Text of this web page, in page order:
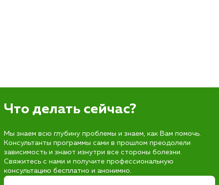
Что делать сейчас?
Мы знаем всю глубину проблемы и знаем, как Вам помочь.
Консультанты программы сами в прошлом преодолели
зависимость и знают изнутри все стороны болезни.
Свяжитесь с нами и получите профессиональную
консультацию бесплатно и анонимно.